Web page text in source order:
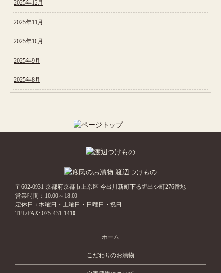
2025年12月
2025年11月
2025年10月
2025年9月
2025年8月
〒602-0931 京都府京都市上京区 今出川新町下る堀出シ町276番地
営業時間：10:00～18:00
定休日：木曜日・土曜日・日曜日・祝日
TEL/FAX:075-431-1410
ホーム
こだわりのお漬物